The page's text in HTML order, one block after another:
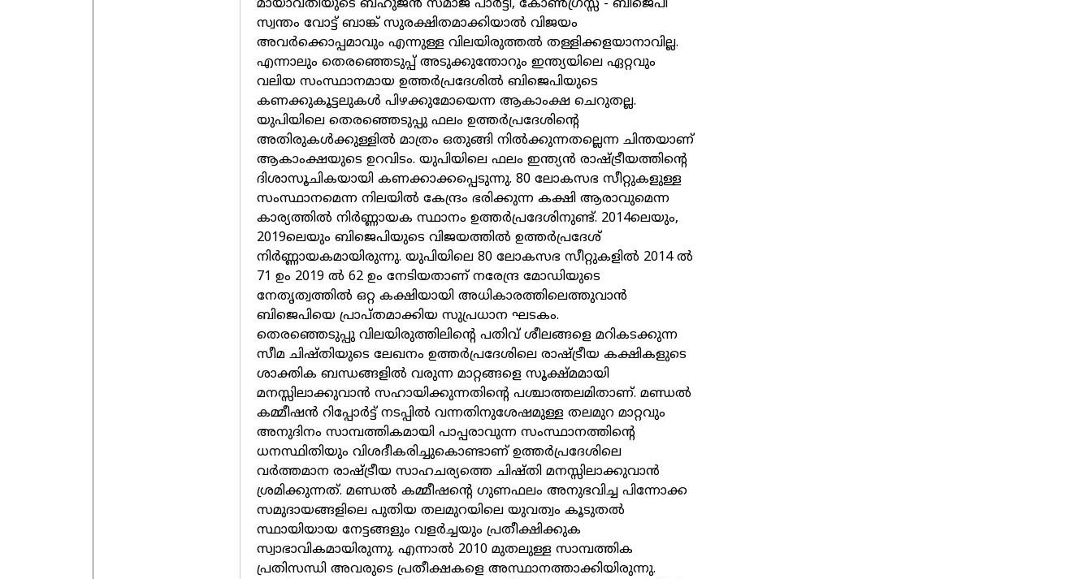
മായാവതിയുടെ ബഹുജന്‍ സമാജ് പാര്‍ട്ടി, കോണ്‍ഗ്രസ്സ് - ബിജെപി
സ്വന്തം വോട്ട് ബാങ്ക് സുരക്ഷിതമാക്കിയാല്‍ വിജയം
അവര്‍ക്കൊപ്പമാവും എന്നുള്ള വിലയിരുത്തല്‍ തള്ളിക്കളയാനാവില്ല.
എന്നാലും തെരഞ്ഞെടുപ്പ് അടുക്കുന്തോറും ഇന്ത്യയിലെ ഏറ്റവും
വലിയ സംസ്ഥാനമായ ഉത്തര്‍പ്രദേശില്‍ ബിജെപിയുടെ
കണക്കുകൂട്ടലുകള്‍ പിഴക്കുമോയെന്ന ആകാംക്ഷ ചെറുതല്ല.
യുപിയിലെ തെരഞ്ഞെടുപ്പു ഫലം ഉത്തര്‍പ്രദേശിന്റെ
അതിരുകള്‍ക്കുള്ളില്‍ മാത്രം ഒതുങ്ങി നില്‍ക്കുന്നതല്ലെന്ന ചിന്തയാണ്
ആകാംക്ഷയുടെ ഉറവിടം. യുപിയിലെ ഫലം ഇന്ത്യന്‍ രാഷ്ട്രീയത്തിന്റെ
ദിശാസൂചികയായി കണക്കാക്കപ്പെടുന്നു. 80 ലോകസഭ സീറ്റുകളുള്ള
സംസ്ഥാനമെന്ന നിലയില്‍ കേന്ദ്രം ഭരിക്കുന്ന കക്ഷി ആരാവുമെന്ന
കാര്യത്തില്‍ നിര്‍ണ്ണായക സ്ഥാനം ഉത്തര്‍പ്രദേശിനുണ്ട്. 2014ലെയും,
2019ലെയും ബിജെപിയുടെ വിജയത്തില്‍ ഉത്തര്‍പ്രദേശ്
നിര്‍ണ്ണായകമായിരുന്നു. യുപിയിലെ 80 ലോകസഭ സീറ്റുകളില്‍ 2014 ല്‍
71 ഉം 2019 ല്‍ 62 ഉം നേടിയതാണ് നരേന്ദ്ര മോഡിയുടെ
നേതൃത്വത്തില്‍ ഒറ്റ കക്ഷിയായി അധികാരത്തിലെത്തുവാന്‍
ബിജെപിയെ പ്രാപ്തമാക്കിയ സുപ്രധാന ഘടകം.
തെരഞ്ഞെടുപ്പു വിലയിരുത്തിലിന്റെ പതിവ് ശീലങ്ങളെ മറികടക്കുന്ന
സീമ ചിഷ്തിയുടെ ലേഖനം ഉത്തര്‍പ്രദേശിലെ രാഷ്ട്രീയ കക്ഷികളുടെ
ശാക്തിക ബന്ധങ്ങളില്‍ വരുന്ന മാറ്റങ്ങളെ സൂക്ഷ്മമായി
മനസ്സിലാക്കുവാന്‍ സഹായിക്കുന്നതിന്റെ പശ്ചാത്തലമിതാണ്. മണ്ഡല്‍
കമ്മീഷന്‍ റിപ്പോര്‍ട്ട് നടപ്പില്‍ വന്നതിനുശേഷമുള്ള തലമുറ മാറ്റവും
അനുദിനം സാമ്പത്തികമായി പാപ്പരാവുന്ന സംസ്ഥാനത്തിന്റെ
ധനസ്ഥിതിയും വിശദീകരിച്ചുകൊണ്ടാണ് ഉത്തര്‍പ്രദേശിലെ
വര്‍ത്തമാന രാഷ്ട്രീയ സാഹചര്യത്തെ ചിഷ്തി മനസ്സിലാക്കുവാന്‍
ശ്രമിക്കുന്നത്. മണ്ഡല്‍ കമ്മീഷന്റെ ഗുണഫലം അനുഭവിച്ച പിന്നോക്ക
സമുദായങ്ങളിലെ പുതിയ തലമുറയിലെ യുവത്വം കൂടുതല്‍
സ്ഥായിയായ നേട്ടങ്ങളും വളര്‍ച്ചയും പ്രതീക്ഷിക്കുക
സ്വാഭാവികമായിരുന്നു. എന്നാല്‍ 2010 മുതലുള്ള സാമ്പത്തിക
പ്രതിസന്ധി അവരുടെ പ്രതീക്ഷകളെ അസ്ഥാനത്താക്കിയിരുന്നു.